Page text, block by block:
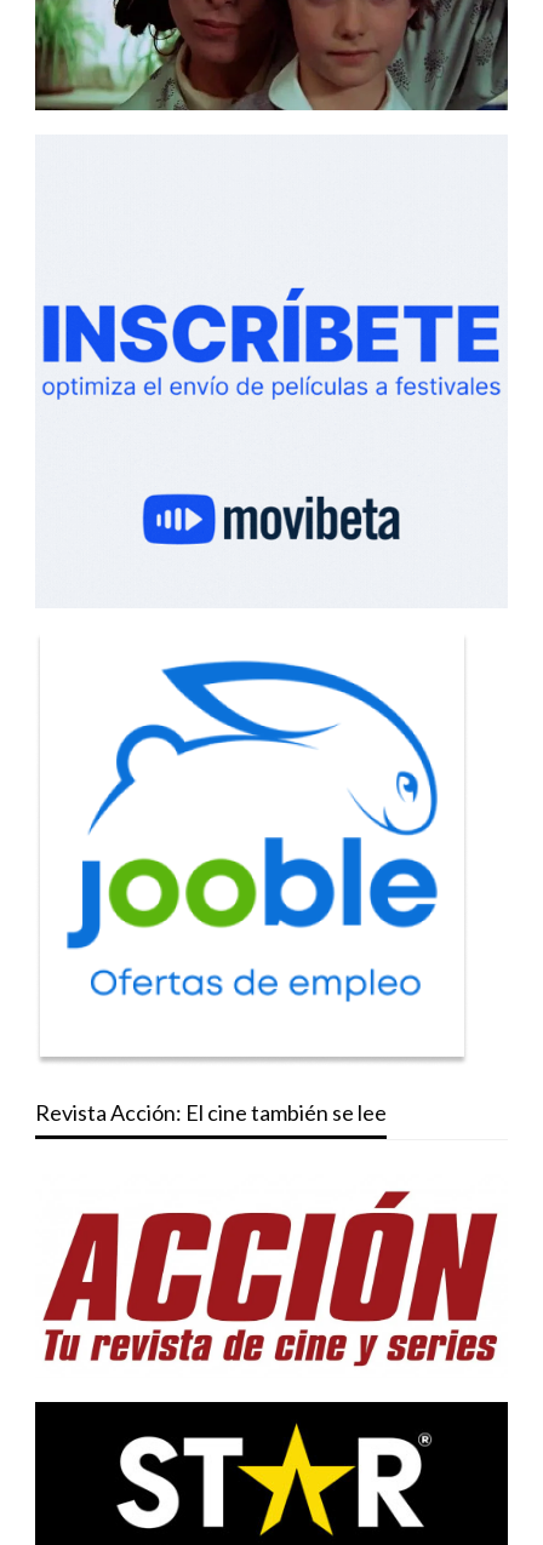
Revista Acción: El cine también se lee